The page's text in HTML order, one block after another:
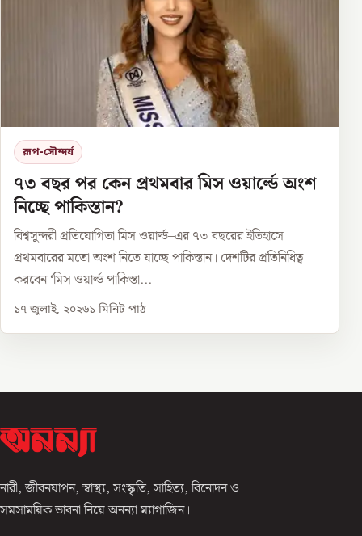
রূপ-সৌন্দর্য
৭৩ বছর পর কেন প্রথমবার মিস ওয়ার্ল্ডে অংশ
নিচ্ছে পাকিস্তান?
বিশ্বসুন্দরী প্রতিযোগিতা মিস ওয়ার্ল্ড–এর ৭৩ বছরের ইতিহাসে
প্রথমবারের মতো অংশ নিতে যাচ্ছে পাকিস্তান। দেশটির প্রতিনিধিত্ব
করবেন ‘মিস ওয়ার্ল্ড পাকিস্তা...
১৭ জুলাই, ২০২৬১ মিনিট পাঠ
নারী, জীবনযাপন, স্বাস্থ্য, সংস্কৃতি, সাহিত্য, বিনোদন ও
সমসাময়িক ভাবনা নিয়ে অনন্যা ম্যাগাজিন।